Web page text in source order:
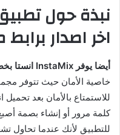
نبذة حول
اخر اصدار
أيضا يوفر InstaMix انستا بخطوط وايموجي ايفون
خاصية الأمان حيث تتوفر
للاستمتاع بالأمان بعد
كلمة مرور أو إنشاء بصمة
للتطبيق لأنك عندما تحاول